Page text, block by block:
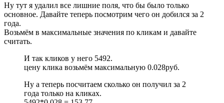
Ну тут я удалил все лишние поля, что бы было только
основное. Давайте теперь посмотрим чего он добился за 2
года.
Возьмём в максимальные значения по кликам и давайте
считать.
И так кликов у него 5492.
цену клика возьмём максимальную 0.028руб.
Ну а теперь посчитаем сколько он получил за 2
года только на кликах.